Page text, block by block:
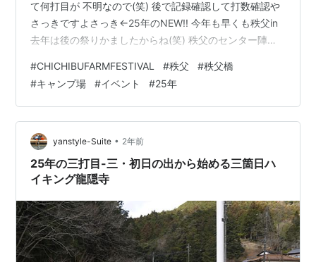
て何打目が 不明なので(笑) 後で記録確認して打数確認や
さっきですよさっき←25年のNEW!! 今年も早くも秩父in
去年は後の祭りかましたからね(笑) 秩父のセンター陣取
ャンプ場あったんだ。 カフェ的レストランも完備 こうい
う感じか 敷地の至る所で展開してるんですがここがメイ
ン会場かな。 いろんなものが出店されてるのですがなん
か土地柄なのか あれもこれもお値打ちなものが多い。 こ
このイラストレーターさんは知り合いだったりする そし
て最奥は…
#CHICHIBUFARMFESTIVAL #秩父 #秩父橋
#キャンプ場 #イベント #25年
yanstyle-Suite • 2年前
25年の三打目-三・初日の出から始める三箇日ハ
イキング龍隠寺